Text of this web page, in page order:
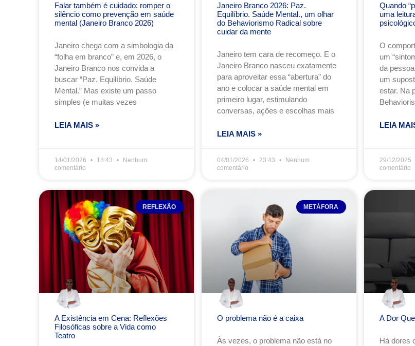
Falar também é cuidado: romper o
silêncio como prevenção em saúde
mental (Janeiro Branco 2026)
Janeiro chega com a simbologia da
“folha em branco” e, em 2026, o
Janeiro Branco nos convida a
buscar “Paz. Equilíbrio. Saúde
Mental.” Mas existe um passo
simples (e muitas vezes
LEIA MAIS »
14/01/2026 18:43
Nenhum
comentário
Janeiro Branco 2026: Paz.
Equilíbrio. Saúde Mental., um olhar
do Behaviorismo Radical sobre
cuidar da mente
Janeiro tem cara de recomeço. E o
Janeiro Branco nasceu exatamente
para aproveitar essa “abertura” do
ano e colocar a saúde mental em
primeiro lugar, estimulando
conversas, ações e escolhas mais
LEIA MAIS »
04/01/2026 23:43
Nenhum
comentário
Quando
uma
O
um
da
um
estar. Na
LEIA
29/12/2025
comentário
REFLEXÃO
A Existência em Cena: Reflexões
Filosóficas sobre a Vida como
Teatro
METÁFORA
O problema não é a caixa
Às vezes, o problema não está no
A Dor
Há dores